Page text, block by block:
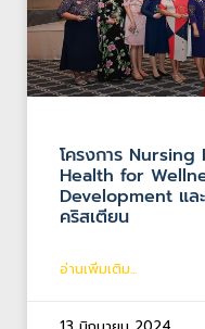
โครงการ
Health for
Development แล
คริสเตียน
อ่านเพิ่มเติม...